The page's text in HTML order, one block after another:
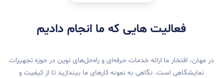
هایی که ما انجام دادیم
ما ارائه خدمات حرفه‌ای و راه‌حل‌های نوین در حوزه تجهیزات
نگاهی به نمونه کارهای ما بیندازید تا از کیفیت و